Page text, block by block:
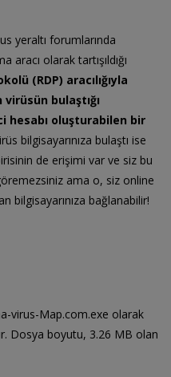
yeraltı forumlarında
olarak tartışıldığı
(RDP) aracılığıyla
bulaştığı
hesabı oluşturabilen bir
bilgisayarınıza bulaştı ise
de erişimi var ve siz bu
ama o, siz online
bilgisayarınıza bağlanabilir!
virus-Map.com.exe olarak
Dosya boyutu, 3.26 MB olan